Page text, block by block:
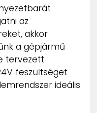
az
akkor
a gépjármű
tervezett
feszültséget
ideális